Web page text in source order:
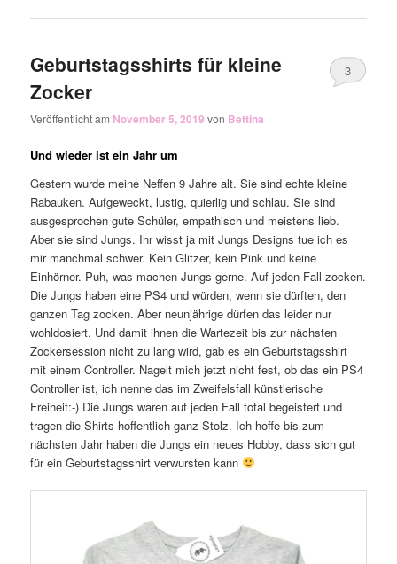
Geburtstagsshirts für kleine
Zocker
Veröffentlicht am November 5, 2019 von Bettina
3
Und wieder ist ein Jahr um
Gestern wurde meine Neffen 9 Jahre alt. Sie sind echte kleine
Rabauken. Aufgeweckt, lustig, quierlig und schlau. Sie sind
ausgesprochen gute Schüler, empathisch und meistens lieb.
Aber sie sind Jungs. Ihr wisst ja mit Jungs Designs tue ich es
mir manchmal schwer. Kein Glitzer, kein Pink und keine
Einhörner. Puh, was machen Jungs gerne. Auf jeden Fall zocken.
Die Jungs haben eine PS4 und würden, wenn sie dürften, den
ganzen Tag zocken. Aber neunjährige dürfen das leider nur
wohldosiert. Und damit ihnen die Wartezeit bis zur nächsten
Zockersession nicht zu lang wird, gab es ein Geburtstagsshirt
mit einem Controller. Nagelt mich jetzt nicht fest, ob das ein PS4
Controller ist, ich nenne das im Zweifelsfall künstlerische
Freiheit:-) Die Jungs waren auf jeden Fall total begeistert und
tragen die Shirts hoffentlich ganz Stolz. Ich hoffe bis zum
nächsten Jahr haben die Jungs ein neues Hobby, dass sich gut
für ein Geburtstagsshirt verwursten kann